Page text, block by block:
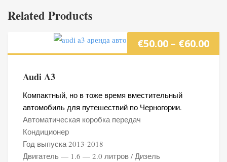
Related Products
€50.00 – €60.00
Audi A3
Компактный, но в тоже время вместительный
автомобиль для путешествий по Черногории.
Автоматическая коробка передач
Кондиционер
Год выпуска 2013-2018
Двигатель — 1.6 — 2.0 литров / Дизель